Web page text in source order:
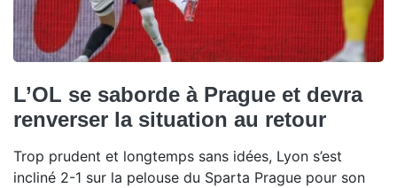
L’OL se saborde à Prague et devra
renverser la situation au retour
Trop prudent et longtemps sans idées, Lyon s’est
incliné 2-1 sur la pelouse du Sparta Prague pour son